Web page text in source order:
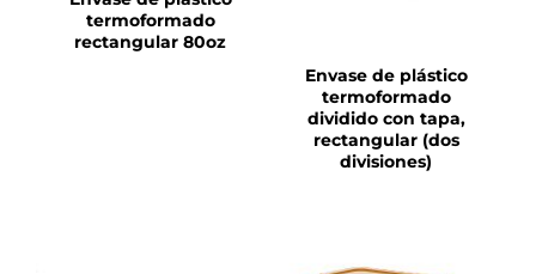
termoformado
rectangular 80oz
Envase de plástico
termoformado
dividido con tapa,
rectangular (dos
divisiones)